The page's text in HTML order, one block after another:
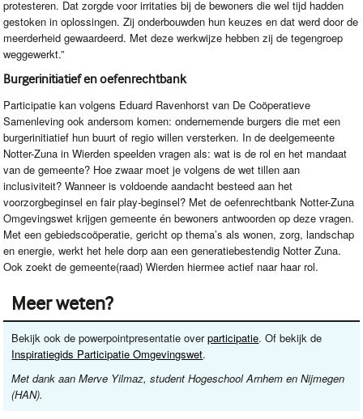
protesteren. Dat zorgde voor irritaties bij de bewoners die wel tijd hadden
gestoken in oplossingen. Zij onderbouwden hun keuzes en dat werd door de
meerderheid gewaardeerd. Met deze werkwijze hebben zij de tegengroep
weggewerkt.”
Burgerinitiatief en oefenrechtbank
Participatie kan volgens Eduard Ravenhorst van De Coöperatieve
Samenleving ook andersom komen: ondernemende burgers die met een
burgerinitiatief hun buurt of regio willen versterken. In de deelgemeente
Notter-Zuna in Wierden speelden vragen als: wat is de rol en het mandaat
van de gemeente? Hoe zwaar moet je volgens de wet tillen aan
inclusiviteit? Wanneer is voldoende aandacht besteed aan het
voorzorgbeginsel en fair play-beginsel? Met de oefenrechtbank Notter-Zuna
Omgevingswet krijgen gemeente én bewoners antwoorden op deze vragen.
Met een gebiedscoöperatie, gericht op thema’s als wonen, zorg, landschap
en energie, werkt het hele dorp aan een generatiebestendig Notter Zuna.
Ook zoekt de gemeente(raad) Wierden hiermee actief naar haar rol.
Meer weten?
Bekijk ook de powerpointpresentatie overparticipatie. Of bekijk de
Inspiratiegids Participatie Omgevingswet.
Met dank aan Merve Yilmaz, student Hogeschool Arnhem en Nijmegen
(HAN).